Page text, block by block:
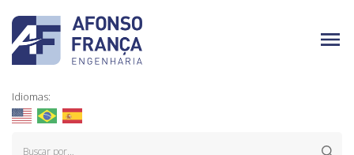
Idiomas: